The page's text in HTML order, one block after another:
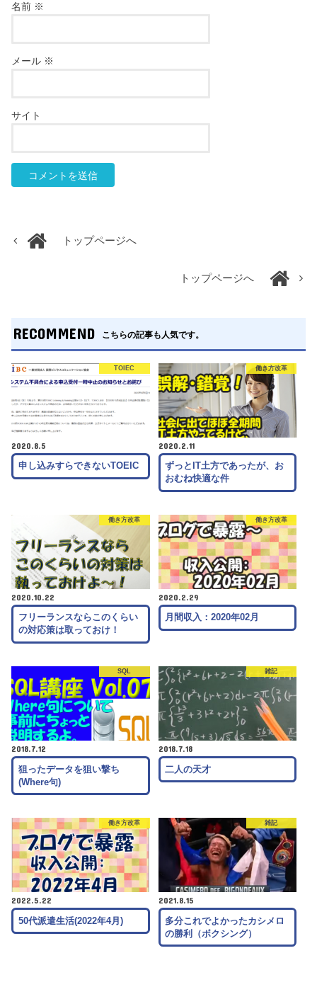
名前 ※
メール ※
サイト
トップページへ
トップページへ
RECOMMEND こちらの記事も人気です。
TOIEC
2020.8.5
申し込みすらできないTOEIC
働き方改革
2020.2.11
ずっとIT土方であったが、お
おむね快適な件
働き方改革
2020.10.22
フリーランスならこのくらい
の対応策は取っておけ！
働き方改革
2020.2.29
月間収入：2020年02月
SQL
2018.7.12
狙ったデータを狙い撃ち
(Where句)
雑記
2018.7.18
二人の天才
働き方改革
2022.5.22
50代派遣生活(2022年4月)
雑記
2021.8.15
多分これでよかったカシメロ
の勝利（ボクシング）